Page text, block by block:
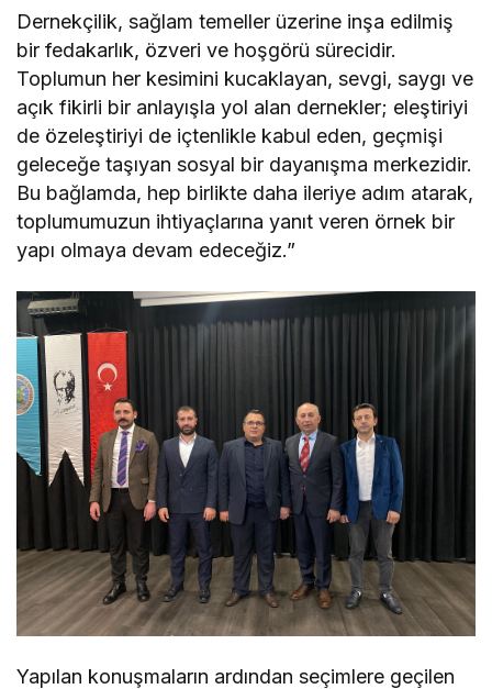
Dernekçilik, sağlam temeller üzerine inşa edilmiş
bir fedakarlık, özveri ve hoşgörü sürecidir.
Toplumun her kesimini kucaklayan, sevgi, saygı ve
açık fikirli bir anlayışla yol alan dernekler; eleştiriyi
de özeleştiriyi de içtenlikle kabul eden, geçmişi
geleceğe taşıyan sosyal bir dayanışma merkezidir.
Bu bağlamda, hep birlikte daha ileriye adım atarak,
toplumumuzun ihtiyaçlarına yanıt veren örnek bir
yapı olmaya devam edeceğiz.”
Yapılan konuşmaların ardından seçimlere geçilen